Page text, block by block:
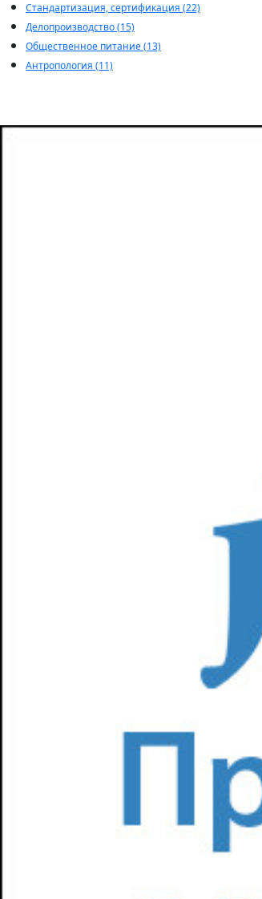
Стандартизация, сертификация (22)
Делопроизводство (15)
Общественное питание (13)
Антропология (11)